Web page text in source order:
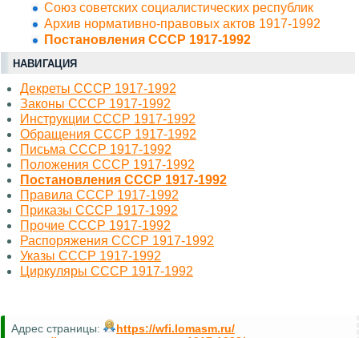
Союз советских социалистических республик
Архив нормативно-правовых актов 1917-1992
Постановления СССР 1917-1992
НАВИГАЦИЯ
Декреты СССР 1917-1992
Законы СССР 1917-1992
Инструкции СССР 1917-1992
Обращения СССР 1917-1992
Письма СССР 1917-1992
Положения СССР 1917-1992
Постановления СССР 1917-1992
Правила СССР 1917-1992
Приказы СССР 1917-1992
Прочие СССР 1917-1992
Распоряжения СССР 1917-1992
Указы СССР 1917-1992
Циркуляры СССР 1917-1992
Адрес страницы:
https://wfi.lomasm.ru/